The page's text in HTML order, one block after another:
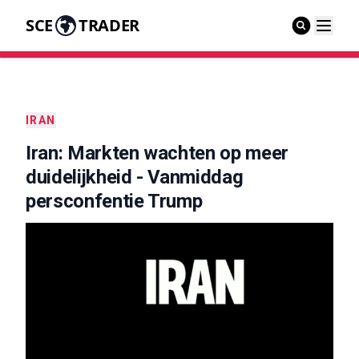
SCE TRADER
IRAN
Iran: Markten wachten op meer
duidelijkheid - Vanmiddag
persconfentie Trump